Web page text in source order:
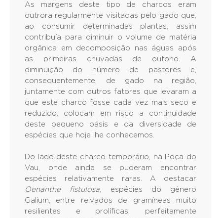
As margens deste tipo de charcos eram
outrora regularmente visitadas pelo gado que,
ao consumir determinadas plantas, assim
contribuía para diminuir o volume de matéria
orgânica em decomposição nas águas após
as primeiras chuvadas de outono. A
diminuição do número de pastores e,
consequentemente, de gado na região,
juntamente com outros fatores que levaram a
que este charco fosse cada vez mais seco e
reduzido, colocam em risco a continuidade
deste pequeno oásis e da diversidade de
espécies que hoje lhe conhecemos.
Do lado deste charco temporário, na Poça do
Vau, onde ainda se puderam encontrar
espécies relativamente raras. A destacar
Oenanthe fistulosa, espécies do género
Galium, entre relvados de gramíneas muito
resilientes e prolíficas, perfeitamente